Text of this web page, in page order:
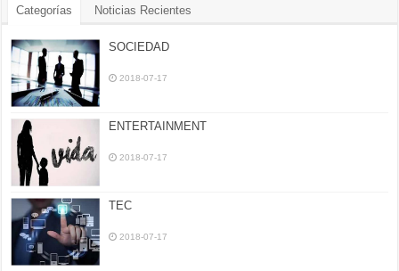
Categorías Noticias Recientes
SOCIEDAD
2018-07-17
ENTERTAINMENT
2018-07-17
TEC
2018-07-17